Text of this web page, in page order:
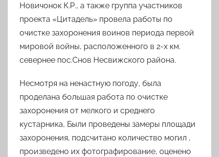
Новичонок К.Р., а также группа участников
проекта «Цитадель» провела работы по
очистке захоронения воинов периода первой
мировой войны, расположенного в 2-х км.
севернее пос.Снов Несвижского района.
Несмотря на ненастную погоду, была
проделана большая работа по очистке
захоронения от мелкого и среднего
кустарника, Были проведены замеры площади
захоронения, подсчитано количество могил ,
произведено их фотографирование, оценено